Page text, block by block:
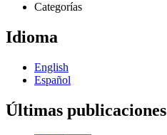
Categorías
Idioma
English
Español
Últimas publicaciones